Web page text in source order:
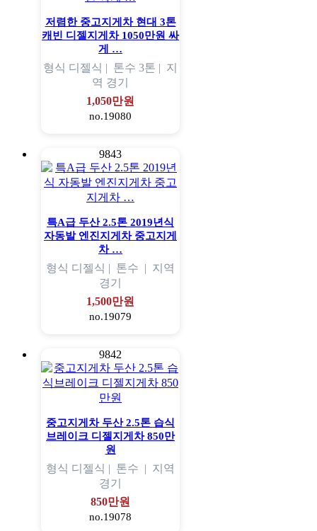
저렴한 중고지게차 현대 3톤
캐빈 디젤지게차 1050만원 싸
게 …
형식 디젤식 | 톤수 3톤 | 지
역 경기
1,050만원
no.19080
9843
특A급 두산 2.5톤 2019년식
자동발 엔진지게차 중고지게
차 …
형식 디젤식 | 톤수 | 지역
경기
1,500만원
no.19079
9842
중고지게차 두산 2.5톤 습식
브레이크 디젤지게차 850만
원
형식 디젤식 | 톤수 | 지역
경기
850만원
no.19078